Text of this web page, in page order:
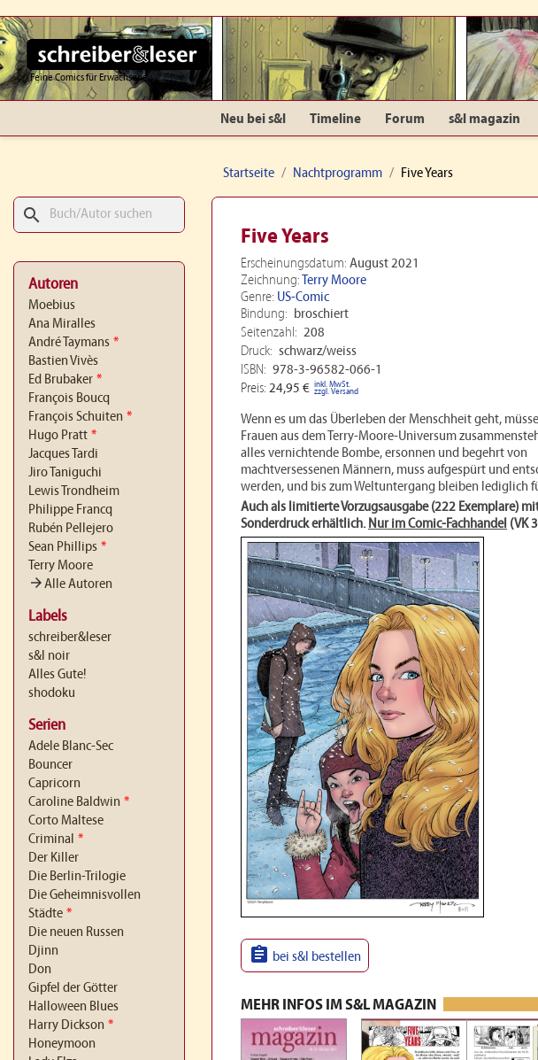
Feine Comics für Erwachsene
Neu bei s&l Timeline Forum s&l magazin
Startseite Nachtprogramm Five Years
search
Autoren
Moebius
Ana Miralles
André Taymans *
Bastien Vivès
Ed Brubaker *
François Boucq
François Schuiten *
Hugo Pratt *
Jacques Tardi
Jiro Taniguchi
Lewis Trondheim
Philippe Francq
Rubén Pellejero
Sean Phillips *
Terry Moore
arrow_forwardAlle Autoren
Labels
schreiber&leser
s&l noir
Alles Gute!
shodoku
Serien
Adele Blanc-Sec
Bouncer
Capricorn
Caroline Baldwin *
Corto Maltese
Criminal *
Der Killer
Die Berlin-Trilogie
Die Geheimnisvollen
Städte *
Die neuen Russen
Djinn
Don
Gipfel der Götter
Halloween Blues
Harry Dickson *
Honeymoon
Five Years
Erscheinungsdatum: August 2021
Zeichnung: Terry Moore
Genre: US-Comic
Bindung:
broschiert
Seitenzahl: 208
Druck: schwarz/weiss
ISBN: 978-3-96582-066-1
Preis: 24,95 € inkl. MwSt.
zzgl. Versand
Wenn es um das Überleben der Menschheit geht,
Frauen aus dem Terry-Moore-Universum
alles vernichtende Bombe, ersonnen und begehrt von
machtversessenen Männern, muss aufgespürt und
werden, und bis zum Weltuntergang bleiben lediglich
Auch als limitierte Vorzugsausgabe (222 Exemplare)
Sonderdruck erhältlich. Nur im Comic-Fachhandel (VK
 bei s&l bestellen
MEHR INFOS IM S&L MAGAZIN